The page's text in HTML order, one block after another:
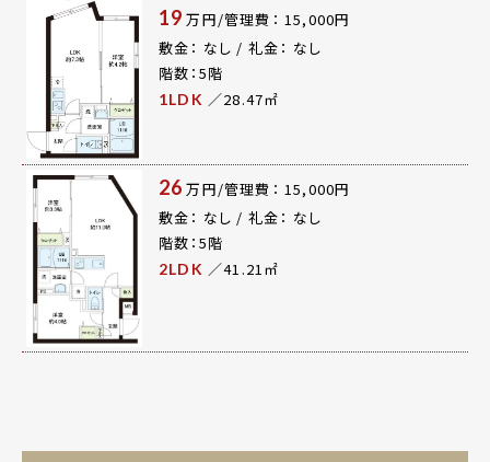
19 万円/管理費： 15,000円
敷金： なし / 礼金： なし
階数：5階
1LDK ／28.47㎡
26 万円/管理費： 15,000円
敷金： なし / 礼金： なし
階数：5階
2LDK ／41.21㎡